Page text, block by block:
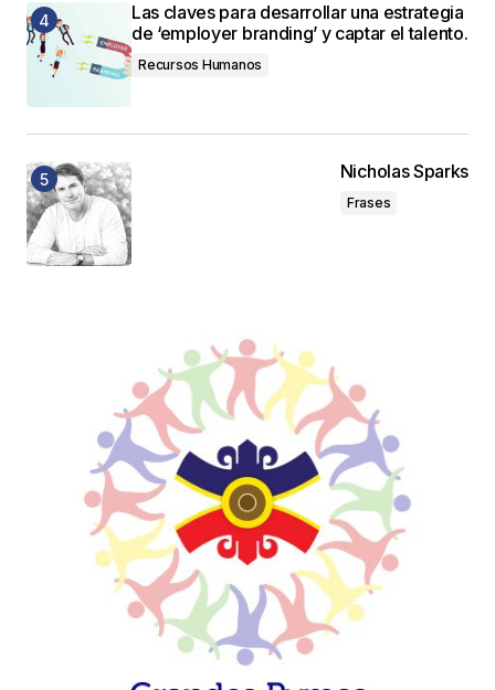
Las claves para desarrollar una estrategia
de ‘employer branding’ y captar el talento.
Recursos Humanos
Nicholas Sparks
Frases